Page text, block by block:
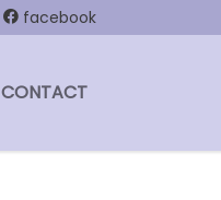
facebook
CONTACT